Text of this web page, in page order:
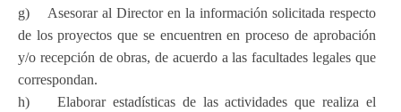
g) Asesorar al Director en la información solicitada respecto
de los proyectos que se encuentren en proceso de aprobación
y/o recepción de obras, de acuerdo a las facultades legales que
correspondan.
h) Elaborar estadísticas de las actividades que realiza el